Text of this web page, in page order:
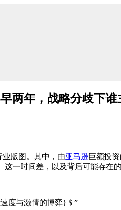
两年，战略分歧下谁
版图。其中，由亚马逊巨额投
一时间差，以及背后可能存在
度与激情的博弈} $ ”